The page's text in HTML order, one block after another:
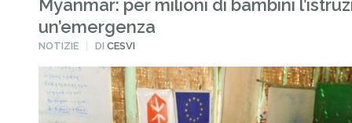
Myanmar: per milioni di bambini
un’emergenza
PUBBLICATO
NOTIZIE DICESVI